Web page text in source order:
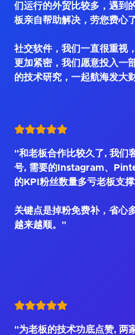
们运行的外贸比较多，遇到
板亲自帮助解决，劳您费心了
社交软件，我们一直很重视
更加紧密，我们愿意投入一
的技术研究，一起航海发大
"和老板合作比较久了, 我们
号, 需要的Instagram、
的KPI粉丝数量多亏老板支撑
关键点是掉粉免费补，省心
越来越顺。"
"为老板的技术功底点赞, 两